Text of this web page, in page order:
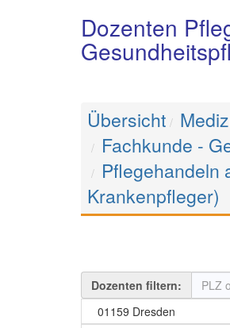
Dozenten
Übersicht
Fachkunde -
Pflegehandeln
Krankenpfleger)
Dozenten filtern:
01159 Dresden